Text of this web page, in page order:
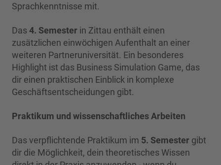
Sprachkenntnisse mit.
Das 4. Semester in Zittau enthält einen
zusätzlichen einwöchigen Aufenthalt an einer
weiteren Partneruniversität. Ein besonderes
Highlight ist das Business Simulation Game, das
dir einen praktischen Einblick in komplexe
Geschäftsentscheidungen gibt.
Praktikum und wissenschaftliches Arbeiten
Das verpflichtende Praktikum im 5. Semester gibt
dir die Möglichkeit, dein theoretisches Wissen